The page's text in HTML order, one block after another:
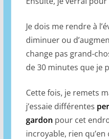
Je dois me rendre à
diminuer ou
change pas grand-
de 30 minutes que je
Cette fois, je remets
j’essaie différentes
gardon pour cet
incroyable, rien